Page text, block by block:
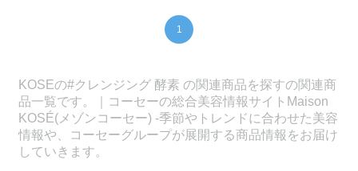
1
KOSEの#クレンジング 酵素 の関連商品を探すの関連商
品一覧です。｜コーセーの総合美容情報サイトMaison
KOSÉ(メゾンコーセー) -季節やトレンドに合わせた美容
情報や、コーセーグループが展開する商品情報をお届け
していきます。